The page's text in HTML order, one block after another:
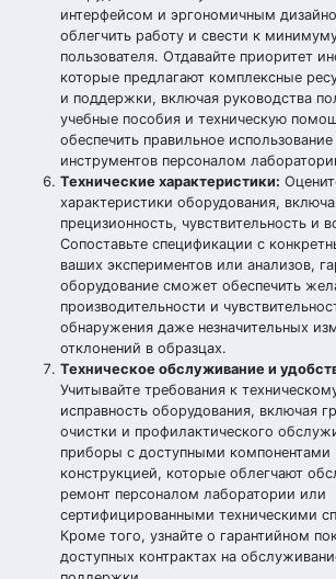
интерфейсом и эргономичным
облегчить работу и свести к
пользователя. Отдавайте приоритет
которые предлагают комплексные
и поддержки, включая руководства
учебные пособия и техническую
обеспечить правильное
инструментов персоналом
Технические характеристики:
характеристики оборудования,
прецизионность, чувствительность и
Сопоставьте спецификации с
ваших экспериментов или анализов,
оборудование сможет обеспечить
производительности и
обнаружения даже незначительных
отклонений в образцах.
Техническое обслуживание и
Учитывайте требования к
исправность оборудования, включая
очистки и профилактического
приборы с доступными компонентами
конструкцией, которые облегчают
ремонт персоналом лаборатории или
сертифицированными техническими
Кроме того, узнайте о гарантийном
доступных контрактах на